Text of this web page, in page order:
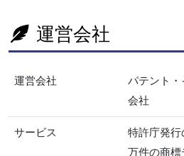
運営会社
運営会社
パテント
会社
サービス
特許庁発行
万件の商